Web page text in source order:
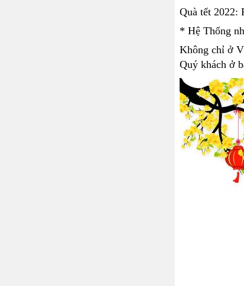
Quà tết 2022:
* Hệ Thống
Không chỉ ở
Quý khách ở